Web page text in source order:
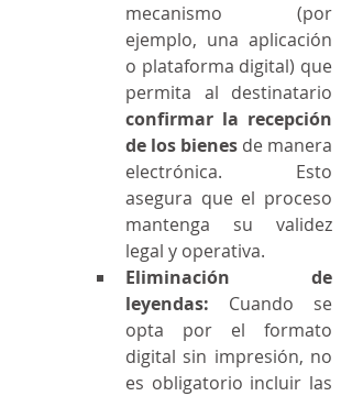
mecanismo (por
ejemplo, una aplicación
o plataforma digital) que
confirmar la recepción
de los bienes de manera
electrónica. Esto
asegura que el proceso
mantenga su validez
legal y operativa.
Eliminación de
leyendas: Cuando se
opta por el formato
digital sin impresión, no
es obligatorio incluir las